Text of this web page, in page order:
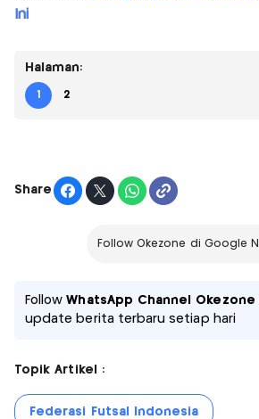
Ini
Halaman:
1 2
Share
Follow Okezone di Google
FollowWhatsApp Channel Okezone
update berita terbaru setiap hari
Topik Artikel :
Federasi Futsal Indonesia